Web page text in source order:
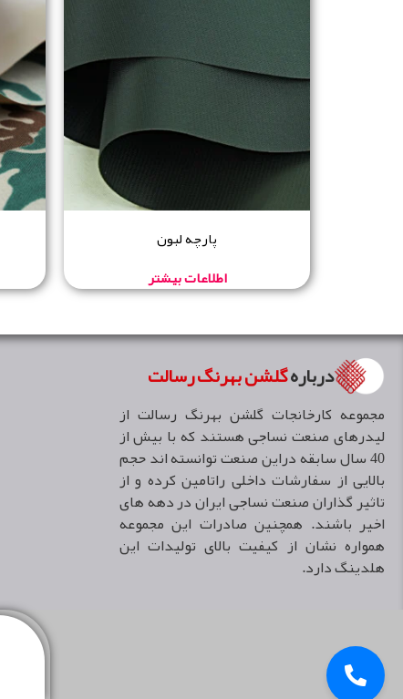
پارچه لبون
اطلاعات بیشتر
دربارهگلشن بهرنگ رسالت
مجموعه كارخانجات گلشن بهرنگ رسالت از
ليدرهاى صنعت نساجى هستند كه با بيش از
40 سال سابقه دراين صنعت توانسته اند حجم
بالايی از سفارشات داخلى راتامين كرده و از
تاثير گذاران صنعت نساجى ايران در دهه هاى
اخير باشند. همچنین صادرات اين مجموعه
همواره نشان از كيفيت بالاى توليدات اين
هلدينگ دارد.